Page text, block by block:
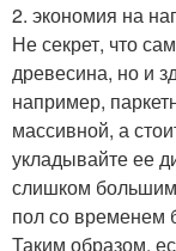
2. экономия на
Не секрет, что
древесина, но и
например,
массивной, а
укладывайте ее
слишком
пол со временем
Таким образом,